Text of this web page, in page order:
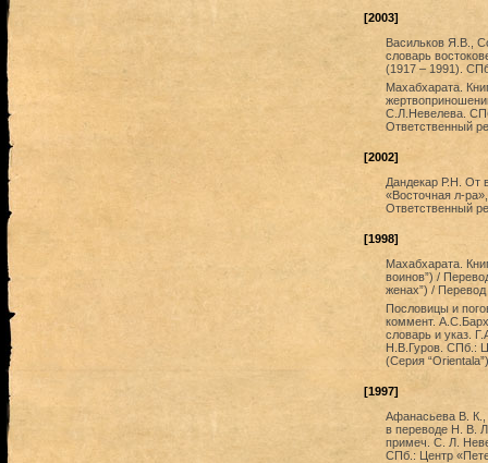
[2003]
Васильков Я.В.,
словарь
(1917 – 1991).
Махабхарата.
С.Л.Невелева.
Ответственный
[2002]
Дандекар Р.Н. От
«Восточная л-
Ответственный
[1998]
Махабхарата.
воинов”) /
женах”) /
Пословицы и
коммент.
словарь и указ.
Н.В.Гуров. СПб.:
(Серия
[1997]
Афанасьева В. К.,
в переводе Н. В.
примеч. С. Л.
СПб.: Центр